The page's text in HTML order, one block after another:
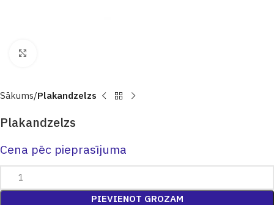
Sākums Plakandzelzs
Plakandzelzs
Cena pēc pieprasījuma
PIEVIENOT GROZAM